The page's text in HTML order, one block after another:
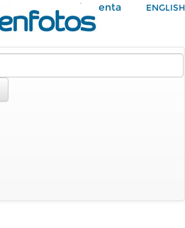
Mi Cuenta ENGLISH